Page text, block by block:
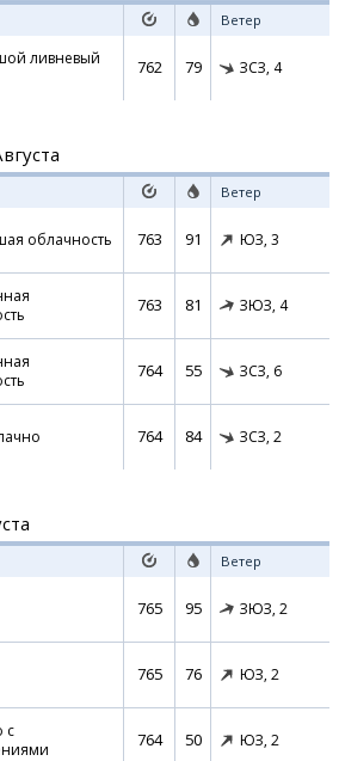
Ветер
ливневый
762 79 ЗСЗ, 4
Ветер
облачность 763 91 ЮЗ, 3
763 81 ЗЮЗ, 4
764 55 ЗСЗ, 6
764 84 ЗСЗ, 2
Ветер
765 95 ЗЮЗ, 2
765 76 ЮЗ, 2
с
764 50 ЮЗ, 2